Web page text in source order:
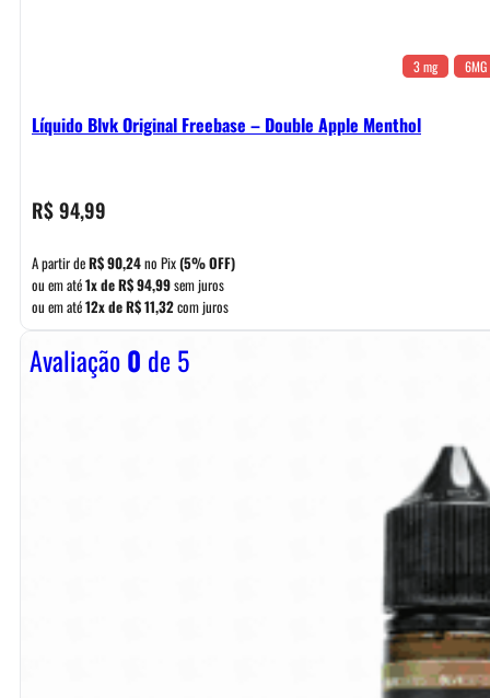
3 mg 6MG
Líquido Blvk Original Freebase – Double Apple Menthol
R$94,99
A partir deR$90,24no Pix(5% OFF)
ou em até1x deR$94,99sem juros
ou em até12x deR$11,32com juros
Avaliação0 de 5